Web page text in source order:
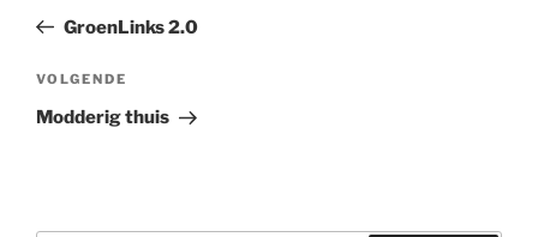
bericht
GroenLinks 2.0
Volgend
bericht
VOLGENDE
Modderig thuis